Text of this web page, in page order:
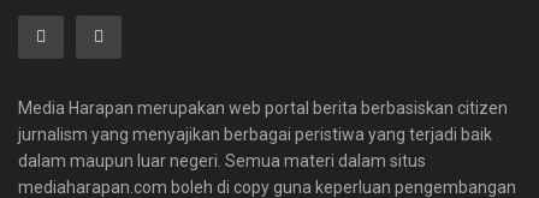
Media Harapan merupakan web portal berita berbasiskan citizen
jurnalism yang menyajikan berbagai peristiwa yang terjadi baik
dalam maupun luar negeri. Semua materi dalam situs
mediaharapan.com boleh di copy guna keperluan pengembangan